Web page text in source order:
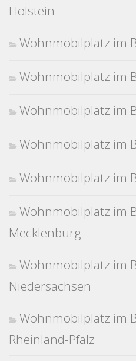
Holstein
Wohnmobilplatz im
Wohnmobilplatz im
Wohnmobilplatz im
Wohnmobilplatz im
Wohnmobilplatz im
Wohnmobilplatz im
Mecklenburg
Wohnmobilplatz im
Niedersachsen
Wohnmobilplatz im
Rheinland-Pfalz